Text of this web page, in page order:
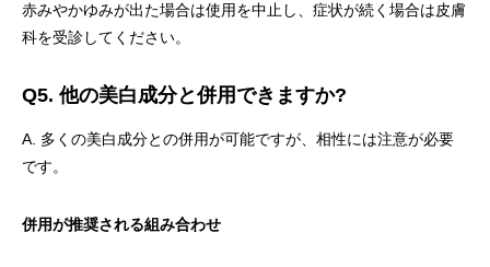
赤みやかゆみが出た場合は使用を中止し、症状が続く場合は皮膚
科を受診してください。
Q5. 他の美白成分と併用できますか?
A. 多くの美白成分との併用が可能ですが、相性には注意が必要
です。
併用が推奨される組み合わせ